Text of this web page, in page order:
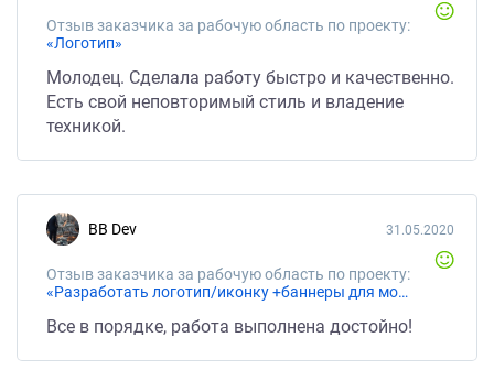
Отзыв заказчика за рабочую область по проекту:
«Логотип»
Молодец. Сделала работу быстро и качественно.
Есть свой неповторимый стиль и владение
техникой.
BB Dev
Отзыв заказчика за рабочую область по проекту:
«Разработать логотип/иконку +баннеры для мобильного приложения»
31.05.2020
Все в порядке, работа выполнена достойно!